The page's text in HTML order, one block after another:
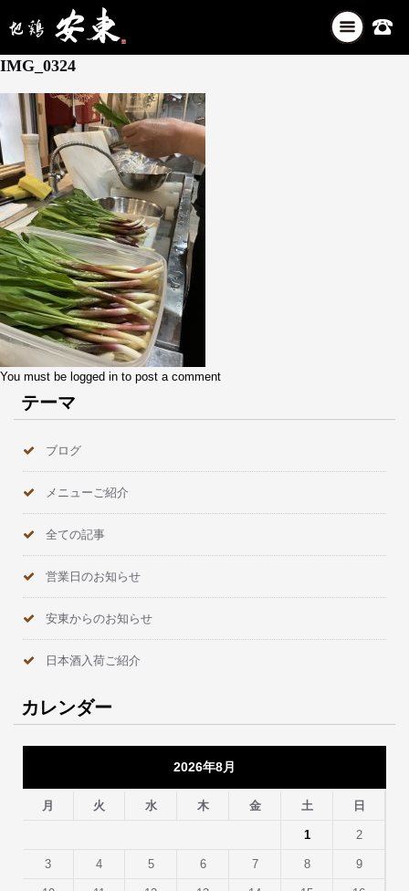
ナ
ビ
5月 15, 2026
IMG_0324
You must be logged in to post a comment
テーマ
ブログ
メニューご紹介
全ての記事
営業日のお知らせ
安東からのお知らせ
日本酒入荷ご紹介
カレンダー
2026年8月
月 火 水 木 金 土 日
1 2
3 4 5 6 7 8 9